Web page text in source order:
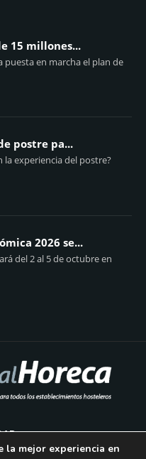
15 millones...
puesta en marcha el plan de
postre pa...
la experiencia del postre?
2026 se...
del 2 al 5 de octubre en
la mejor experiencia en